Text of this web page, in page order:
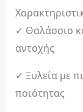
✓ Θαλάσσιο
αντοχής
✓ Ξυλεία με
ποιότητας